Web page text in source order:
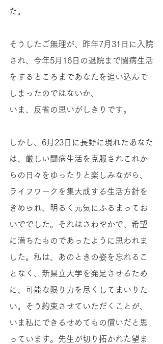
た。
そうしたご無理が、昨年7月31日に入院
され、今年5月16日の退院まで闘病生活
をするところまであなたを追い込んで
しまったのではないか、
いま、反省の思いがしきりです。
しかし、6月23日に長野に現れたあなた
は、厳しい闘病生活を克服されこれか
らの日々をゆったりと楽しみながら、
ライフワークを集大成する生活方針を
きめられ、明るく元気にふるまってお
いででした。それはさわやかで、希望
に満ちたものであったように思われま
した。私は、あのときの姿を忘れるこ
となく、新県立大学を発足させるため
に、可能な限り力を尽くしてまいりた
い。そう約束させていただくことが、
いま私にできるせめてもの償いだと思
っています。先生が切り拓かれた望ま